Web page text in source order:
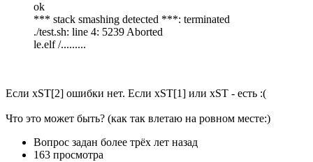
ok
*** stack smashing detected ***: terminated
./test.sh: line 4: 5239 Aborted
le.elf /.........
Если xST[2] ошибки нет. Если xST[1] или xST - есть :(
Что это может быть? (как так влетаю на ровном месте:)
Вопрос задан более трёх лет назад
163 просмотра